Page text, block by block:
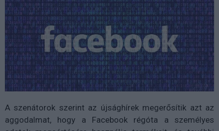
A szenátorok szerint az újsághírek megerősítik azt az
aggodalmat, hogy a Facebook régóta a személyes